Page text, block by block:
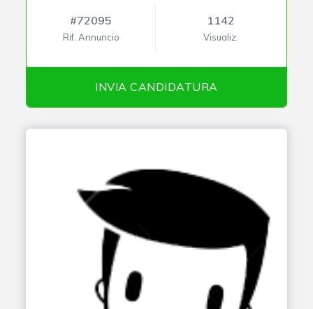
#72095
Rif. Annuncio
1142
Visualiz.
INVIA CANDIDATURA